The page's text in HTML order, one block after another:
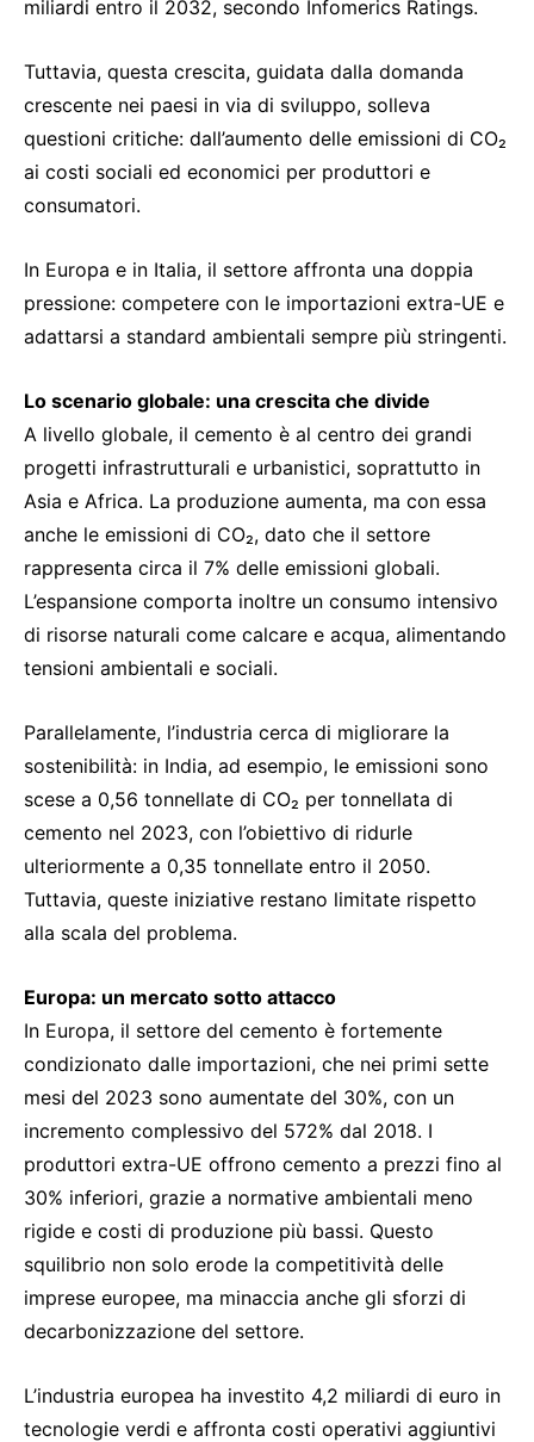
miliardi entro il 2032, secondo Infomerics Ratings.
Tuttavia, questa crescita, guidata dalla domanda
crescente nei paesi in via di sviluppo, solleva
questioni critiche: dall’aumento delle emissioni di CO₂
ai costi sociali ed economici per produttori e
consumatori.
In Europa e in Italia, il settore affronta una doppia
pressione: competere con le importazioni extra-UE e
adattarsi a standard ambientali sempre più stringenti.
Lo scenario globale: una crescita che divide
A livello globale, il cemento è al centro dei grandi
progetti infrastrutturali e urbanistici, soprattutto in
Asia e Africa. La produzione aumenta, ma con essa
anche le emissioni di CO₂, dato che il settore
rappresenta circa il 7% delle emissioni globali.
L’espansione comporta inoltre un consumo intensivo
di risorse naturali come calcare e acqua, alimentando
tensioni ambientali e sociali.
Parallelamente, l’industria cerca di migliorare la
sostenibilità: in India, ad esempio, le emissioni sono
scese a 0,56 tonnellate di CO₂ per tonnellata di
cemento nel 2023, con l’obiettivo di ridurle
ulteriormente a 0,35 tonnellate entro il 2050.
Tuttavia, queste iniziative restano limitate rispetto
alla scala del problema.
Europa: un mercato sotto attacco
In Europa, il settore del cemento è fortemente
condizionato dalle importazioni, che nei primi sette
mesi del 2023 sono aumentate del 30%, con un
incremento complessivo del 572% dal 2018. I
produttori extra-UE offrono cemento a prezzi fino al
30% inferiori, grazie a normative ambientali meno
rigide e costi di produzione più bassi. Questo
squilibrio non solo erode la competitività delle
imprese europee, ma minaccia anche gli sforzi di
decarbonizzazione del settore.
L’industria europea ha investito 4,2 miliardi di euro in
tecnologie verdi e affronta costi operativi aggiuntivi